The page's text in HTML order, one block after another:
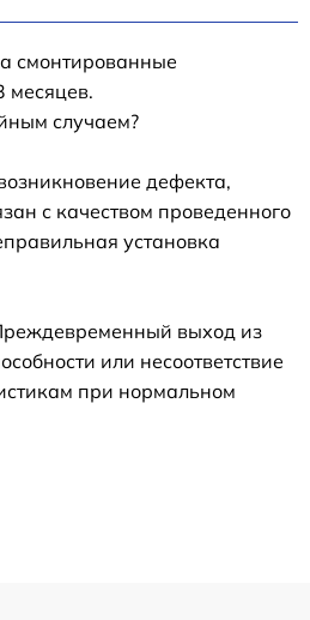
смонтированные
месяцев.
случаем?
дефекта,
с качеством проведенного
установка
выход из
или несоответствие
при нормальном